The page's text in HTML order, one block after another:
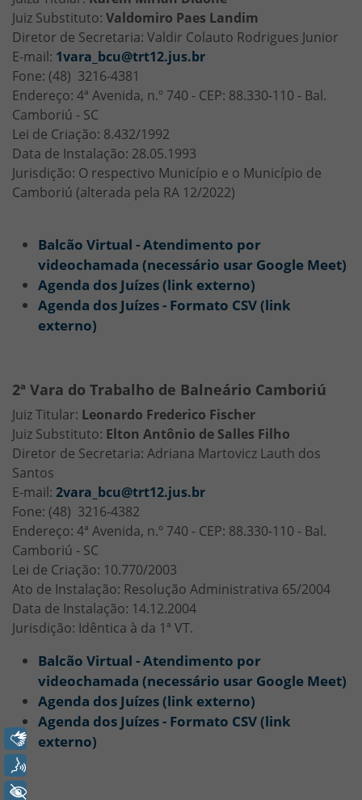
Juiz Substituto: Valdomiro Paes Landim
Diretor de Secretaria: Valdir Colauto Rodrigues Junior
E-mail: 1vara_bcu@trt12.jus.br
Fone: (48) 3216-4381
Endereço: 4ª Avenida, n.º 740 - CEP: 88.330-110 - Bal.
Camboriú - SC
Lei de Criação: 8.432/1992
Data de Instalação: 28.05.1993
Jurisdição: O respectivo Município e o Município de
Camboriú (alterada pela RA 12/2022)
Balcão Virtual - Atendimento por
videochamada (necessário usar Google Meet)
Agenda dos Juízes (link externo)
Agenda dos Juízes - Formato CSV (link
externo)
2ª Vara do Trabalho de Balneário Camboriú
Juiz Titular: Leonardo Frederico Fischer
Juiz Substituto: Elton Antônio de Salles Filho
Diretor de Secretaria: Adriana Martovicz Lauth dos
Santos
E-mail: 2vara_bcu@trt12.jus.br
Fone: (48) 3216-4382
Endereço: 4ª Avenida, n.º 740 - CEP: 88.330-110 - Bal.
Camboriú - SC
Lei de Criação: 10.770/2003
Ato de Instalação: Resolução Administrativa 65/2004
Data de Instalação: 14.12.2004
Jurisdição: Idêntica à da 1ª VT.
Balcão Virtual - Atendimento por
videochamada (necessário usar Google Meet)
Agenda dos Juízes (link externo)
Agenda dos Juízes - Formato CSV (link
externo)
Libras